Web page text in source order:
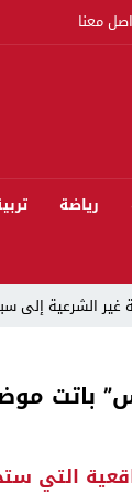
معنا
رياضة
غير الشرعية إلى
ينظمون
سيدي
العميد الأمني
باتت
التي